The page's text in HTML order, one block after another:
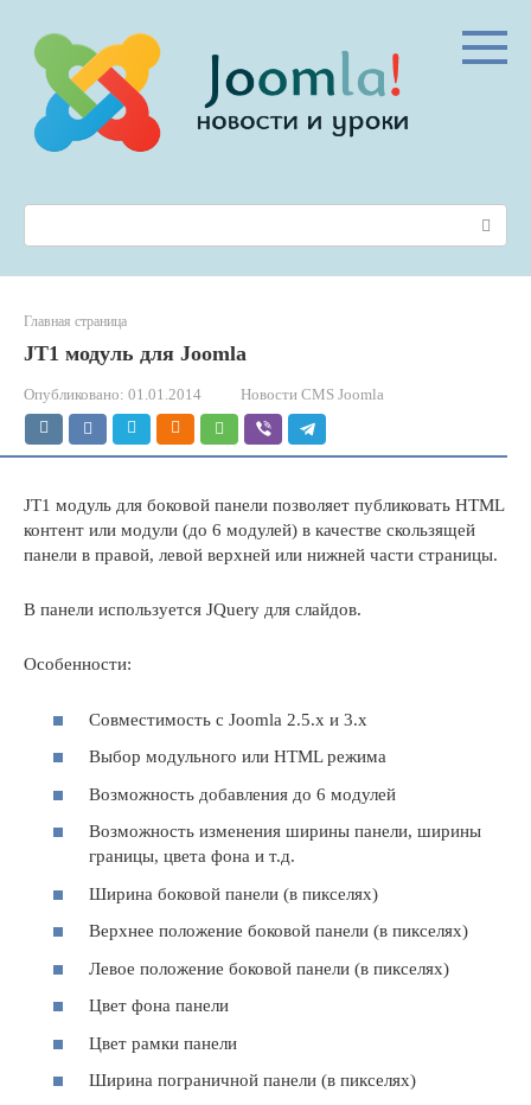
контенту
Главная страница
JT1 модуль для Joomla
Опубликовано: 01.01.2014 Новости CMS Joomla
JT1 модуль для боковой панели позволяет публиковать HTML
контент или модули (до 6 модулей) в качестве скользящей
панели в правой, левой верхней или нижней части страницы.
В панели используется JQuery для слайдов.
Особенности:
Совместимость с Joomla 2.5.x и 3.x
Выбор модульного или HTML режима
Возможность добавления до 6 модулей
Возможность изменения ширины панели, ширины
границы, цвета фона и т.д.
Ширина боковой панели (в пикселях)
Верхнее положение боковой панели (в пикселях)
Левое положение боковой панели (в пикселях)
Цвет фона панели
Цвет рамки панели
Ширина пограничной панели (в пикселях)